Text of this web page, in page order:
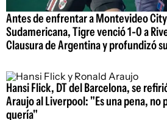
Antes de enfrentar a Montevideo
Sudamericana, Tigre venció 1-0 a
Clausura de Argentina y profundizó
Hansi Flick, DT del Barcelona, se
Araujo al Liverpool: "Es una pena,
quería"